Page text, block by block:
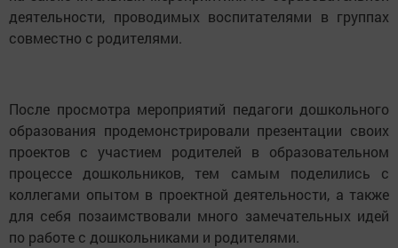
деятельности, проводимых воспитателями в группах
совместно с родителями.
После просмотра мероприятий педагоги дошкольного
образования продемонстрировали презентации своих
проектов с участием родителей в образовательном
процессе дошкольников, тем самым поделились с
коллегами опытом в проектной деятельности, а также
для себя позаимствовали много замечательных идей
по работе с дошкольниками и родителями.